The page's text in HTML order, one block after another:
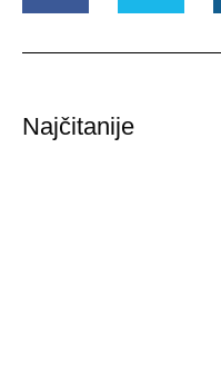
Najčitanije